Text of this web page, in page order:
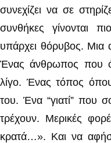
συνεχίζει να σε
συνθήκες γίνονται
υπάρχει θόρυβος. Μια
Ένας άνθρωπος που
λίγο. Ένας τόπος
του. Ένα “γιατί” που
τρέχουν. Μερικές
κρατά…». Και να